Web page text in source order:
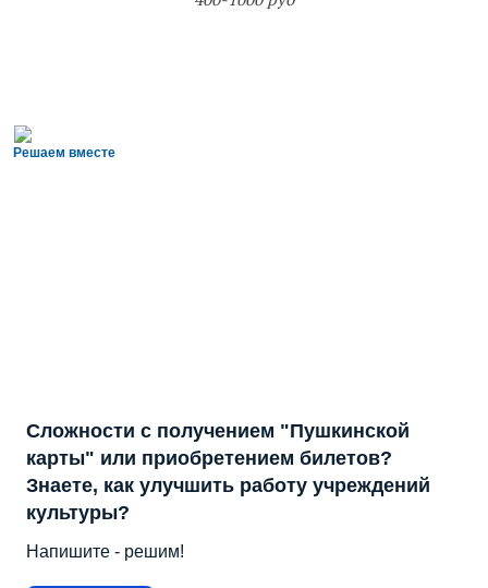
Решаем вместе
Сложности с получением "Пушкинской
карты" или приобретением билетов?
Знаете, как улучшить работу учреждений
культуры?
Напишите - решим!